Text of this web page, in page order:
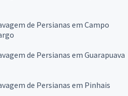
de Persianas em Campo
de Persianas em Guarapuava
de Persianas em Pinhais